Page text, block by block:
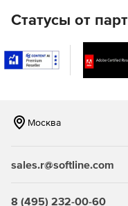
параметров
брандмауэра.
Статусы от
Москва
sales.r@softline.com
8 (495) 232-00-60